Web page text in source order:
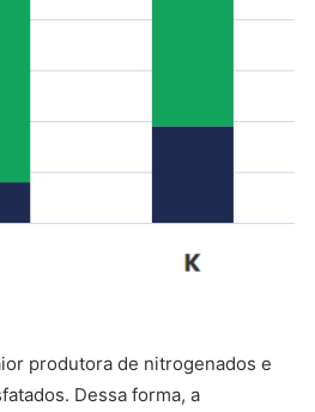
produtora de nitrogenados e
Dessa forma, a